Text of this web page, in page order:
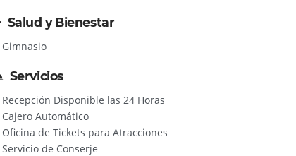
Salud y Bienestar
Gimnasio
Servicios
Recepción Disponible las 24 Horas
Cajero Automático
Oficina de Tickets para Atracciones
Servicio de Conserje